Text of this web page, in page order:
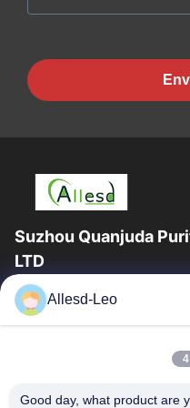
Suzhou Quanjuda
LTD
a experiência 16years,
principais de ESD &
Casa
Allesd-Leo
Good day, what product are